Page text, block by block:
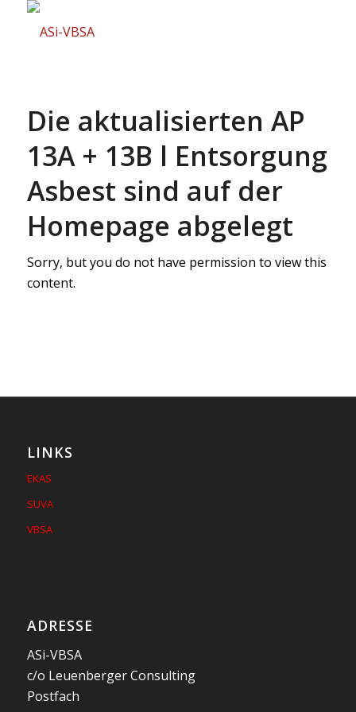
Die aktualisierten AP
13A + 13B l Entsorgung
Asbest sind auf der
Homepage abgelegt
Sorry, but you do not have permission to view this
content.
LINKS
EKAS
SUVA
VBSA
ADRESSE
ASi-VBSA
c/o Leuenberger Consulting
Postfach